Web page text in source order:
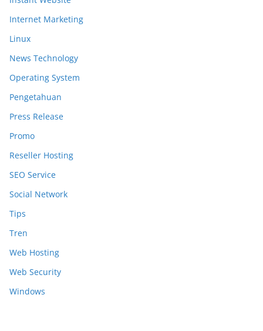
Internet Marketing
Linux
News Technology
Operating System
Pengetahuan
Press Release
Promo
Reseller Hosting
SEO Service
Social Network
Tips
Tren
Web Hosting
Web Security
Windows